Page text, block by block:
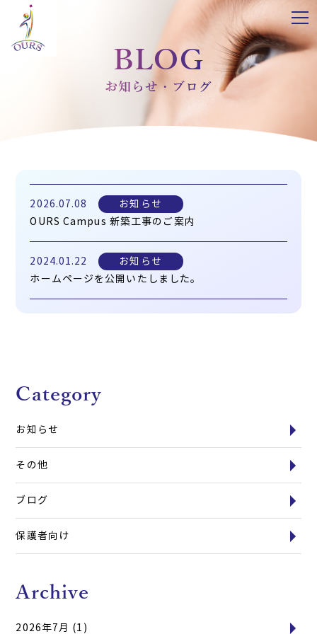
BLOG
お知らせ・ブログ
2026.07.08
お知らせ
OURS Campus 新築工事のご案内
2024.01.22
お知らせ
ホームページを公開いたしました。
Category
お知らせ
その他
ブログ
保護者向け
Archive
2026年7月 (1)